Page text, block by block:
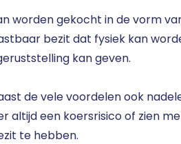
worden gekocht in de vorm
bezit dat fysiek kan
kan geven.
de vele voordelen ook
altijd een koersrisico of zien
te hebben.